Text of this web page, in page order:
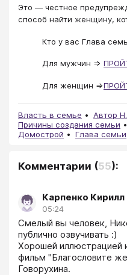
Это — честное
способ найти женщину,
Кто у вас Глава
Для мужчин =>
Для женщин =>
Власть в семье
Автор
Причины создания семьи
Домострой
Глава семьи
Комментарии (55):
Карпенко Кирилл
05:24
Смелый вы человек,
публично озвучивать :)
Хорошей иллюстрацией
фильм "Благословите
Говорухина.